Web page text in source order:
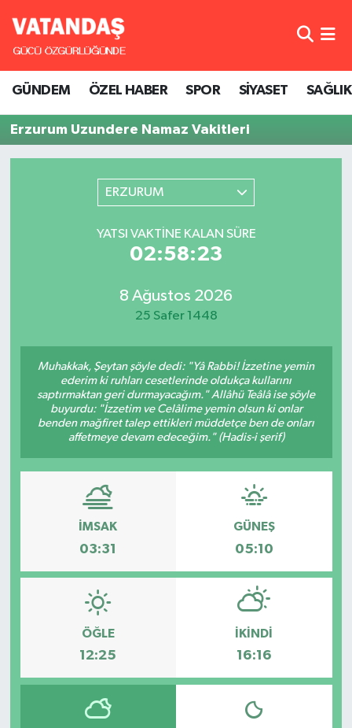
GÜNDEM ÖZEL HABER SPOR SİYASET SAĞLIK
Erzurum Uzundere Namaz Vakitleri
ERZURUM
YATSI VAKTINE KALAN SÜRE
02:58:23
8 Ağustos 2026
25 Safer 1448
Muhakkak, Şeytan şöyle dedi: "Yâ Rabbi! İzzetine yemin
ederim ki ruhları cesetlerinde oldukça kullarını
saptırmaktan geri durmayacağım." Allâhü Teâlâ ise şöyle
buyurdu: "İzzetim ve Celâlime yemin olsun ki onlar
benden mağfiret talep ettikleri müddetçe ben de onları
affetmeye devam edeceğim." (Hadis-i şerif)
İMSAK
03:31
GÜNEŞ
05:10
ÖĞLE
12:25
İKINDI
16:16
GÜNDEM
Hava Durumu
Tüm Manşetler